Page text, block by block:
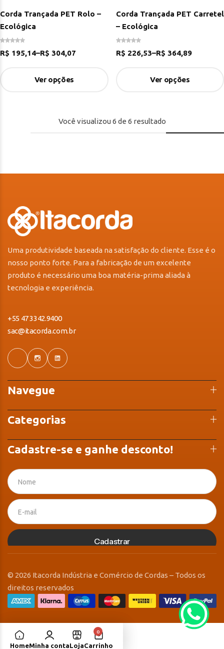
Corda Trançada PET Rolo –
Ecológica
R$ 195,14–R$ 304,07
Ver opções
Corda Trançada PET Carretel
– Ecológica
R$ 226,53–R$ 364,89
Ver opções
Você visualizou6 de 6 resultado
Uma produtividade baseada na satisfação do cliente. Esse é o
nosso ponto forte. Para a fabricação de um excelente
produto é necessário uma boa matéria-prima aliada à
tecnologia e experiência.
+55 47 3342.9400
sac@itacorda.com.br
Navegue
Categorias
Cadastre-se e ganhe desconto!
Cadastrar
© 2026 Itacorda Indústria e Comércio de Cordas – Todos os
direitos reservados
HomeMinha contaLoja
0
Carrinho